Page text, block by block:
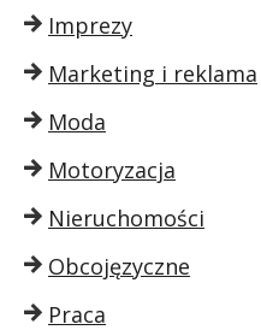
Imprezy
Marketing i reklama
Moda
Motoryzacja
Nieruchomości
Obcojęzyczne
Praca